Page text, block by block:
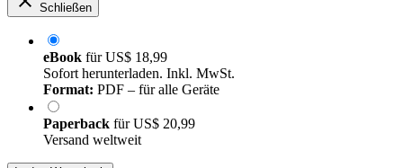
Schließen
eBook fürUS$ 18,99
Sofort herunterladen. Inkl. MwSt.
Format: PDF – für alle Geräte
Paperback fürUS$ 20,99
Versand weltweit